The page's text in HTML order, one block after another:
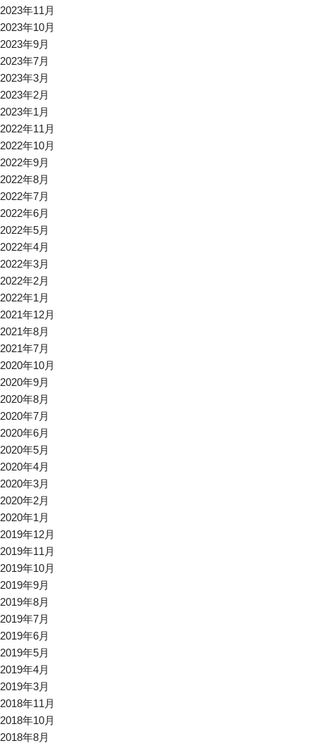
2023年11月
2023年10月
2023年9月
2023年7月
2023年3月
2023年2月
2023年1月
2022年11月
2022年10月
2022年9月
2022年8月
2022年7月
2022年6月
2022年5月
2022年4月
2022年3月
2022年2月
2022年1月
2021年12月
2021年8月
2021年7月
2020年10月
2020年9月
2020年8月
2020年7月
2020年6月
2020年5月
2020年4月
2020年3月
2020年2月
2020年1月
2019年12月
2019年11月
2019年10月
2019年9月
2019年8月
2019年7月
2019年6月
2019年5月
2019年4月
2019年3月
2018年11月
2018年10月
2018年8月